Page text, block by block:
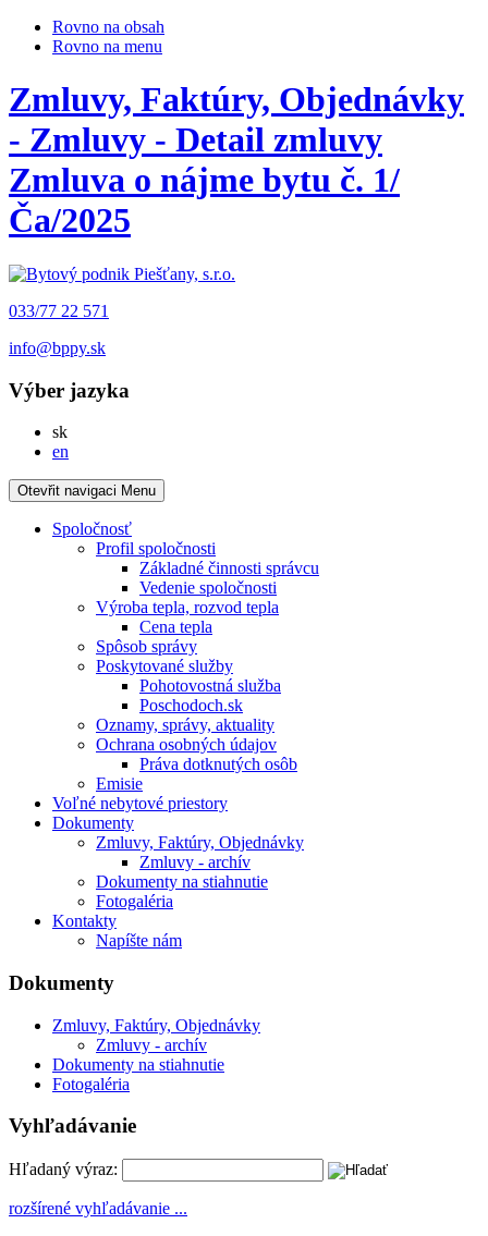
Rovno na obsah
Rovno na menu
Zmluvy, Faktúry, Objednávky
- Zmluvy - Detail zmluvy
Zmluva o nájme bytu č. 1/
Ča/2025
033/77 22 571
info@bppy.sk
Výber jazyka
skSlovensky
en
Otevřit navigaci Menu
Spoločnosť
Profil spoločnosti
Základné činnosti správcu
Vedenie spoločnosti
Výroba tepla, rozvod tepla
Cena tepla
Spôsob správy
Poskytované služby
Pohotovostná služba
Poschodoch.sk
Oznamy, správy, aktuality
Ochrana osobných údajov
Práva dotknutých osôb
Emisie
Voľné nebytové priestory
Dokumenty
Zmluvy, Faktúry, Objednávky
Zmluvy - archív
Dokumenty na stiahnutie
Fotogaléria
Kontakty
Napíšte nám
Dokumenty
Zmluvy, Faktúry, Objednávky
Zmluvy - archív
Dokumenty na stiahnutie
Fotogaléria
Vyhľadávanie
Hľadaný výraz:
rozšírené vyhľadávanie ...